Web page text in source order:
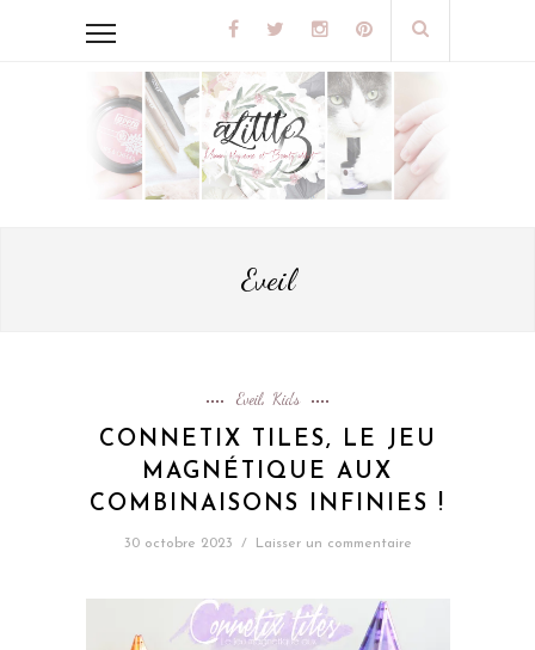
Eveil
Eveil, Kids
CONNETIX TILES, LE JEU
MAGNÉTIQUE AUX
COMBINAISONS INFINIES !
30 octobre 2023 / Laisser un commentaire